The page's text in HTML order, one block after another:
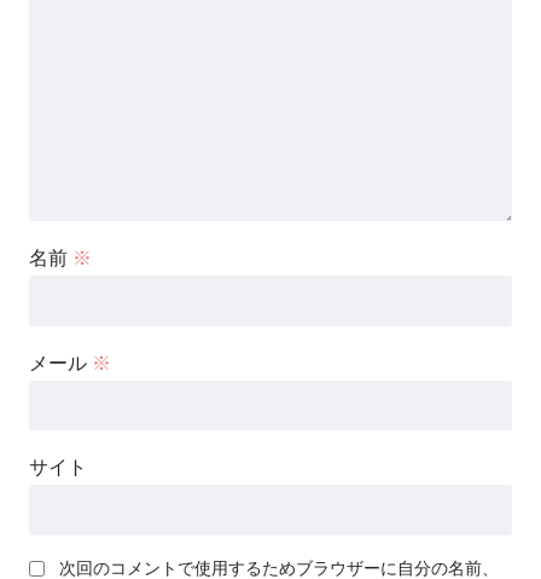
名前 ※
メール ※
サイト
次回のコメントで使用するためブラウザーに自分の名前、